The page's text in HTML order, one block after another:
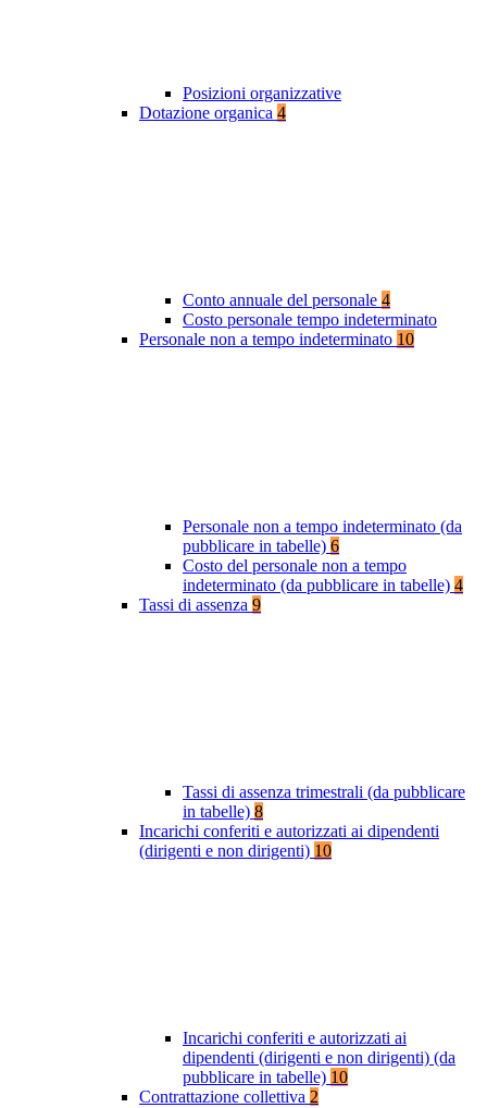
Posizioni organizzative
Dotazione organica 4
Conto annuale del personale 4
Costo personale tempo indeterminato
Personale non a tempo indeterminato 10
Personale non a tempo indeterminato (da
pubblicare in tabelle) 6
Costo del personale non a tempo
indeterminato (da pubblicare in tabelle) 4
Tassi di assenza 9
Tassi di assenza trimestrali (da pubblicare
in tabelle) 8
Incarichi conferiti e autorizzati ai dipendenti
(dirigenti e non dirigenti) 10
Incarichi conferiti e autorizzati ai
dipendenti (dirigenti e non dirigenti) (da
pubblicare in tabelle) 10
Contrattazione collettiva 2